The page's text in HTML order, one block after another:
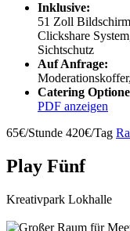
Inklusive:
51 Zoll
Clickshare
Sichtschutz
Auf Anfrage:
Catering
PDF anzeigen
65€/Stunde 420€/Tag
Play Fünf
Kreativpark Lokhalle